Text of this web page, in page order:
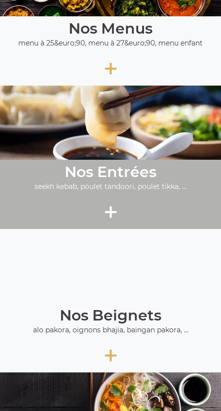
Nos Menus
menu à 25&euro;90, menu à 27&euro;90, menu enfant
+
Nos Entrées
seekh kebab, poulet tandoori, poulet tikka, ...
+
Nos Beignets
alo pakora, oignons bhajia, baingan pakora, ...
+